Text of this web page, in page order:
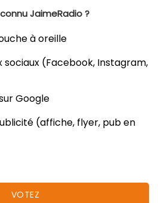
JaimeRadio ?
à oreille
sociaux (Facebook, Instagram,
Google
(affiche, flyer, pub en
VOTEZ